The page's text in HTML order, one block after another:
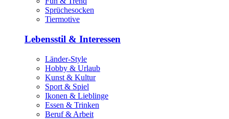
Sprüchesocken
Tiermotive
Lebensstil & Interessen
Länder-Style
Hobby & Urlaub
Kunst & Kultur
Sport & Spiel
Ikonen & Lieblinge
Essen & Trinken
Beruf & Arbeit